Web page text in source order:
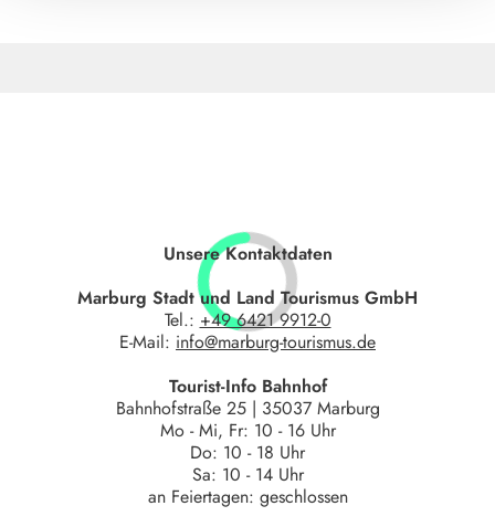
Unsere Kontaktdaten
Marburg Stadt und Land Tourismus GmbH
Tel.: +49 6421 9912-0
E-Mail: info@marburg-tourismus.de
Tourist-Info Bahnhof
Bahnhofstraße 25 | 35037 Marburg
Mo - Mi, Fr: 10 - 16 Uhr
Do: 10 - 18 Uhr
Sa: 10 - 14 Uhr
an Feiertagen: geschlossen